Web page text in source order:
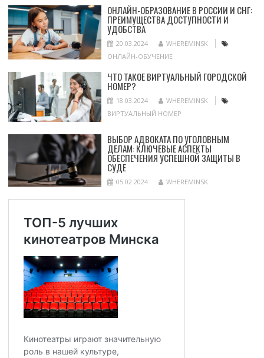
ОНЛАЙН-ОБРАЗОВАНИЕ В РОССИИ И СНГ:
ПРЕИМУЩЕСТВА ДОСТУПНОСТИ И
УДОБСТВА
20.03.2024
WHEREMINSK
ОНЛАЙН-ОБУЧЕНИЕ
ЧТО ТАКОЕ ВИРТУАЛЬНЫЙ ГОРОДСКОЙ
НОМЕР?
18.03.2024
WHEREMINSK
ВИРТУАЛЬНЫЙ НОМЕР
ВЫБОР АДВОКАТА ПО УГОЛОВНЫМ
ДЕЛАМ: КЛЮЧЕВЫЕ АСПЕКТЫ
ОБЕСПЕЧЕНИЯ УСПЕШНОЙ ЗАЩИТЫ В
СУДЕ
05.02.2024 WHEREMINSK